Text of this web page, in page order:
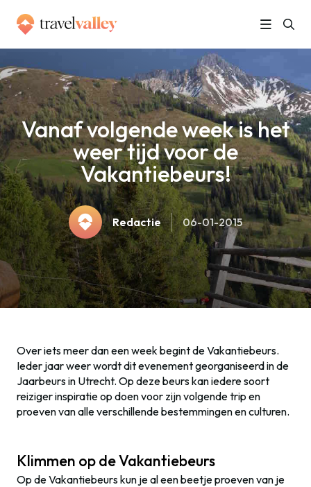
Home » Vanaf volgende week is het weer tijd voor de Vakantiebeurs!
Vanaf volgende week is het
weer tijd voor de
Vakantiebeurs!
Redactie 06-01-2015
Over iets meer dan een week begint de Vakantiebeurs.
Ieder jaar weer wordt dit evenement georganiseerd in de
Jaarbeurs in Utrecht. Op deze beurs kan iedere soort
reiziger inspiratie op doen voor zijn volgende trip en
proeven van alle verschillende bestemmingen en culturen.
Klimmen op de Vakantiebeurs
Op de Vakantiebeurs kun je al een beetje proeven van je